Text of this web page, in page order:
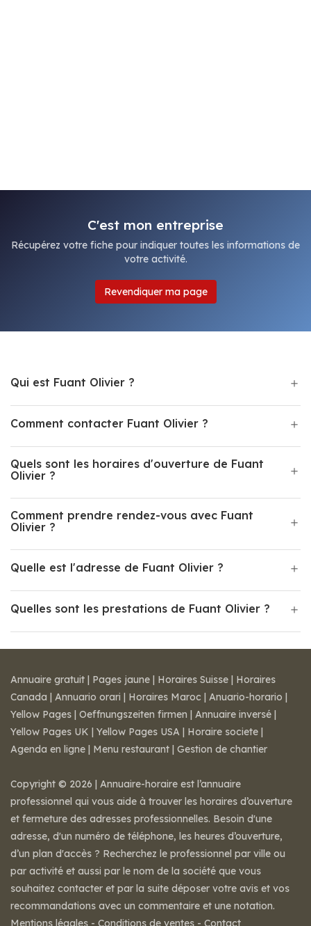
C'est mon entreprise
Récupérez votre fiche pour indiquer toutes les informations de
votre activité.
Revendiquer ma page
Qui est Fuant Olivier ?
Comment contacter Fuant Olivier ?
Quels sont les horaires d'ouverture de Fuant
Olivier ?
Comment prendre rendez-vous avec Fuant
Olivier ?
Quelle est l'adresse de Fuant Olivier ?
Quelles sont les prestations de Fuant Olivier ?
Annuaire gratuit | Pages jaune | Horaires Suisse | Horaires
Canada | Annuario orari | Horaires Maroc | Anuario-horario |
Yellow Pages | Oeffnungszeiten firmen | Annuaire inversé |
Yellow Pages UK | Yellow Pages USA | Horaire societe |
Agenda en ligne | Menu restaurant | Gestion de chantier
Copyright © 2026 | Annuaire-horaire est l’annuaire
professionnel qui vous aide à trouver les horaires d’ouverture
et fermeture des adresses professionnelles. Besoin d'une
adresse, d'un numéro de téléphone, les heures d’ouverture,
d’un plan d'accès ? Recherchez le professionnel par ville ou
par activité et aussi par le nom de la société que vous
souhaitez contacter et par la suite déposer votre avis et vos
recommandations avec un commentaire et une notation.
Mentions légales - Conditions de ventes - Contact